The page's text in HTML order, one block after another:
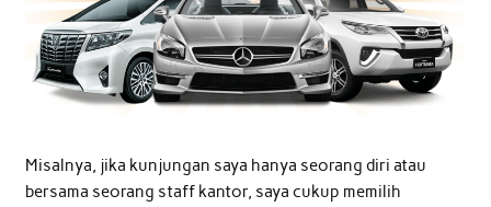
Misalnya, jika kunjungan saya hanya seorang diri atau
bersama seorang staff kantor, saya cukup memilih